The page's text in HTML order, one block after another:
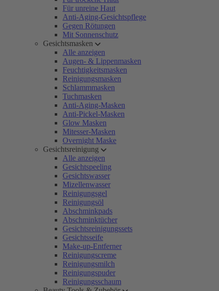
Für unreine Haut
Anti-Aging-Gesichtspflege
Gegen Rötungen
Mit Sonnenschutz
Gesichtsmasken
Alle anzeigen
Augen- & Lippenmasken
Feuchtigkeitsmasken
Reinigungsmasken
Schlammmasken
Tuchmasken
Anti-Aging-Masken
Anti-Pickel-Masken
Glow Masken
Mitesser-Masken
Overnight Maske
Gesichtsreinigung
Alle anzeigen
Gesichtspeeling
Gesichtswasser
Mizellenwasser
Reinigungsgel
Reinigungsöl
Abschminkpads
Abschminktücher
Gesichtsreinigungssets
Gesichtsseife
Make-up-Entferner
Reinigungscreme
Reinigungsmilch
Reinigungspuder
Reinigungsschaum